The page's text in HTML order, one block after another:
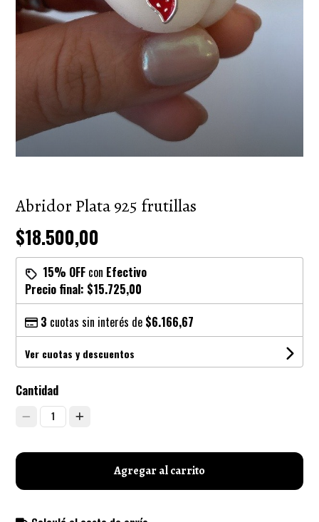
Abridor Plata 925 frutillas
$18.500,00
15% OFF con Efectivo
Precio final: $15.725,00
3 cuotas sin interés de $6.166,67
Ver cuotas y descuentos
Cantidad
1
Agregar al carrito